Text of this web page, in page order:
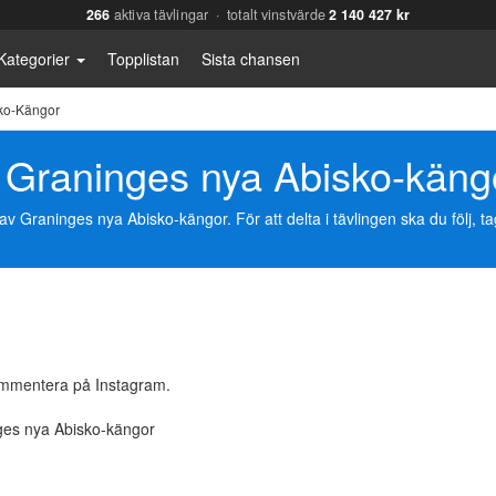
266 aktiva tävlingar · totalt vinstvärde2 140 427 kr
Topplistan Sista chansen
Kängor
nya Abisko-
Graninges nya Abisko-kängor. För att delta i tävlingen ska du följ,
på Instagram.
nya Abisko-kängor